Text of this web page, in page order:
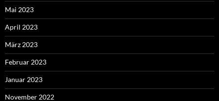
Mai 2023
April 2023
März 2023
Februar 2023
Januar 2023
November 2022